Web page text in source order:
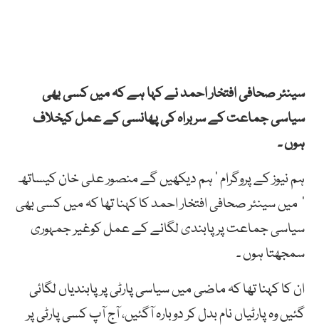
سینئر صحافی افتخار احمد نے کہا ہے کہ میں کسی بھی
سیاسی جماعت کے سربراہ کی پھانسی کے عمل کیخلاف
ہوں ۔
ہم نیوز کے پروگرام ‘ ہم دیکھیں گے منصور علی خان کیساتھ
‘ میں سینئر صحافی افتخار احمد کا کہنا تھا کہ میں کسی بھی
سیاسی جماعت پر پابندی لگانے کے عمل کوغیر جمہوری
سمجھتا ہوں ۔
ان کا کہنا تھا کہ ماضی میں سیاسی پارٹی پر پابندیاں لگائی
گئیں وہ پارٹیاں نام بدل کر دوبارہ آگئیں، آج آپ کسی پارٹی پر